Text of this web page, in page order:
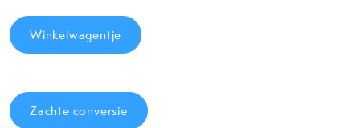
Winkelwagentje
Zachte conversie